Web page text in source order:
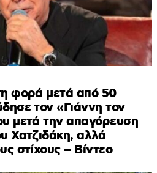
φορά μετά από 50
τον «Γιάννη τον
μετά την απαγόρευση
Χατζιδάκη, αλλά
στίχους – Βίντεο